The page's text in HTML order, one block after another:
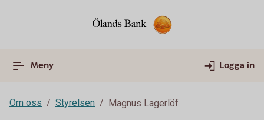
Meny Logga in
Om oss Styrelsen Magnus Lagerlöf